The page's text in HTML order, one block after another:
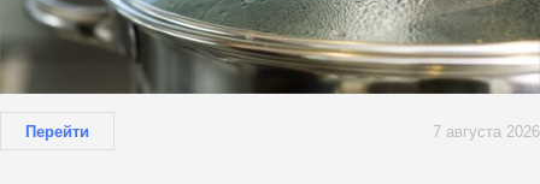
Перейти 7 августа 2026